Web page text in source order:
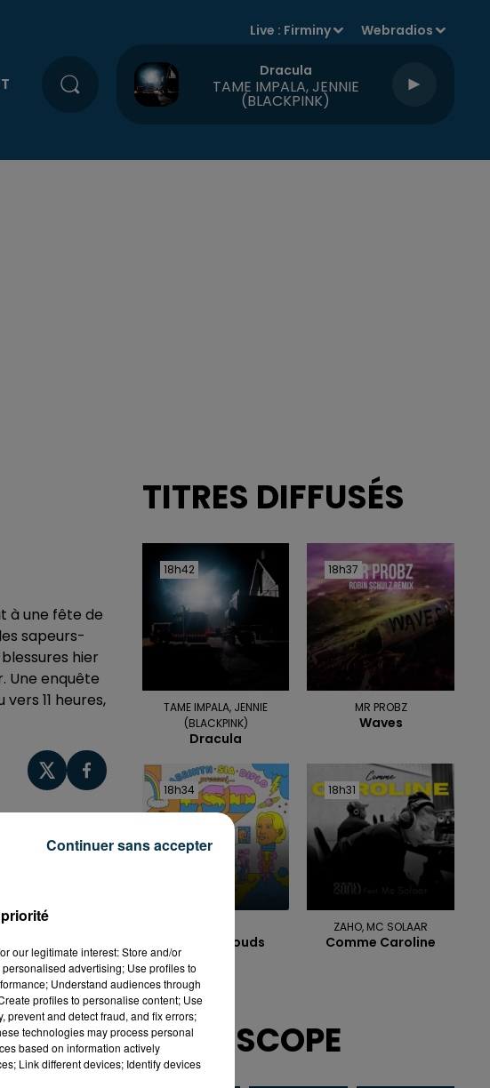
Live : Firminy Webradios
Dracula
TAME IMPALA, JENNIE
(BLACKPINK)
à une fête de
sapeurs-
hier
Une enquête
11 heures,
TITRES DIFFUSÉS
18h42
18h42
TAME IMPALA, JENNIE
(BLACKPINK)
Dracula
18h37
18h37
MR PROBZ
Waves
18h34
18h34
Thunderclouds
18h31
18h31
ZAHO, MC SOLAAR
Comme Caroline
HOROSCOPE
our legitimate interest: Store and/or
advertising; Use profiles to
Understand audiences through
profiles to personalise content; Use
prevent and detect fraud, and fix errors;
technologies may process personal
based on information actively
Link different devices; Identify devices
Continuer sans accepter